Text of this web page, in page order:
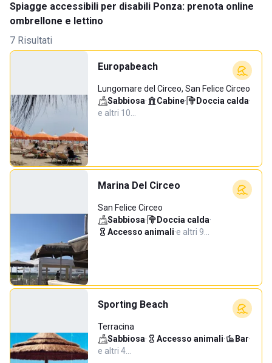
Spiagge accessibili per disabili Ponza: prenota online
ombrellone e lettino
7 Risultati
Europabeach
Lungomare del Circeo, San Felice Circeo
Sabbiosa· Cabine· Doccia calda·
e altri 10…
Marina Del Circeo
San Felice Circeo
Sabbiosa· Doccia calda·
Accesso animali·e altri 9…
Sporting Beach
Terracina
Sabbiosa· Accesso animali· Bar·
e altri 4…